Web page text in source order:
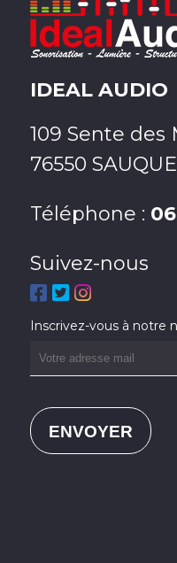
IDEAL AUDIO
109 Sente des
76550
Téléphone :
Suivez-nous
Inscrivez-vous à notre